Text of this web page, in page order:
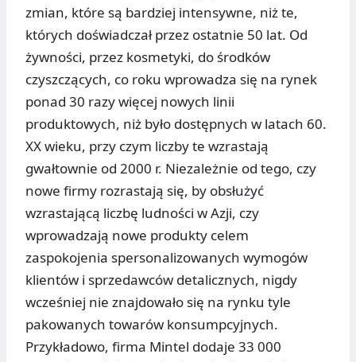
zmian, które są bardziej intensywne, niż te,
których doświadczał przez ostatnie 50 lat. Od
żywności, przez kosmetyki, do środków
czyszczących, co roku wprowadza się na rynek
ponad 30 razy więcej nowych linii
produktowych, niż było dostępnych w latach 60.
XX wieku, przy czym liczby te wzrastają
gwałtownie od 2000 r. Niezależnie od tego, czy
nowe firmy rozrastają się, by obsłużyć
wzrastającą liczbę ludności w Azji, czy
wprowadzają nowe produkty celem
zaspokojenia spersonalizowanych wymogów
klientów i sprzedawców detalicznych, nigdy
wcześniej nie znajdowało się na rynku tyle
pakowanych towarów konsumpcyjnych.
Przykładowo, firma Mintel dodaje 33 000